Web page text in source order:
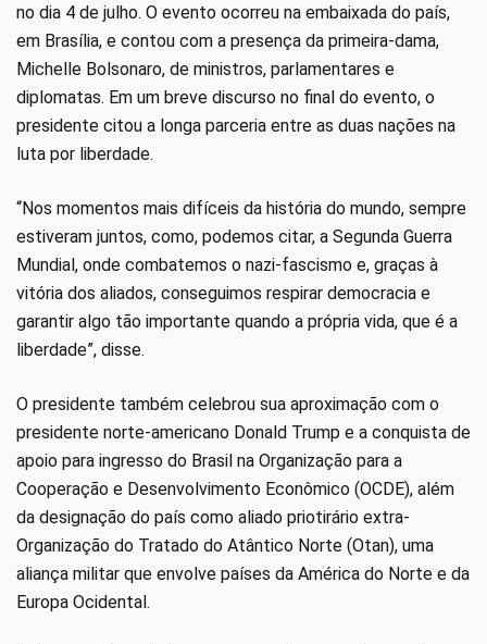
no dia 4 de julho. O evento ocorreu na embaixada do país,
em Brasília, e contou com a presença da primeira-dama,
Michelle Bolsonaro, de ministros, parlamentares e
diplomatas. Em um breve discurso no final do evento, o
presidente citou a longa parceria entre as duas nações na
luta por liberdade.
“Nos momentos mais difíceis da história do mundo, sempre
estiveram juntos, como, podemos citar, a Segunda Guerra
Mundial, onde combatemos o nazi-fascismo e, graças à
vitória dos aliados, conseguimos respirar democracia e
garantir algo tão importante quando a própria vida, que é a
liberdade”, disse.
O presidente também celebrou sua aproximação com o
presidente norte-americano Donald Trump e a conquista de
apoio para ingresso do Brasil na Organização para a
Cooperação e Desenvolvimento Econômico (OCDE), além
da designação do país como aliado priotirário extra-
Organização do Tratado do Atântico Norte (Otan), uma
aliança militar que envolve países da América do Norte e da
Europa Ocidental.